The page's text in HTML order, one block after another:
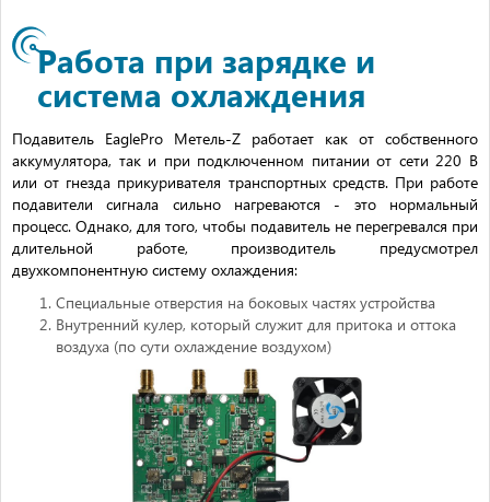
Работа при зарядке и
система охлаждения
Подавитель EaglePro Метель-Z работает как от собственного
аккумулятора, так и при подключенном питании от сети 220 В
или от гнезда прикуривателя транспортных средств. При работе
подавители сигнала сильно нагреваются - это нормальный
процесс. Однако, для того, чтобы подавитель не перегревался при
длительной работе, производитель предусмотрел
двухкомпонентную систему охлаждения:
Специальные отверстия на боковых частях устройства
Внутренний кулер, который служит для притока и оттока
воздуха (по сути охлаждение воздухом)